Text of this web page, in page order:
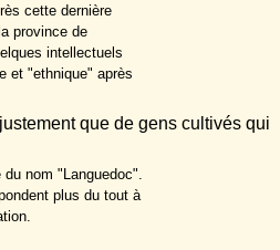
cette dernière
province de
intellectuels
et "ethnique" après
que de gens cultivés qui
nom "Languedoc".
plus du tout à